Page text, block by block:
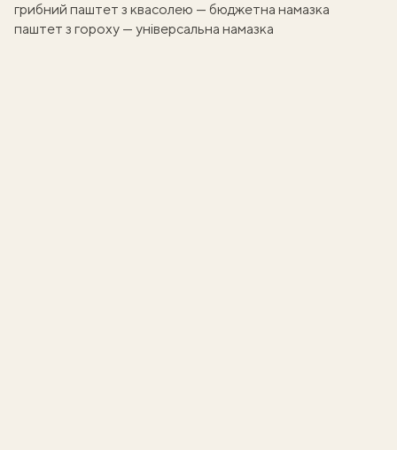
грибний паштет з квасолею — бюджетна намазка
паштет з гороху — універсальна намазка